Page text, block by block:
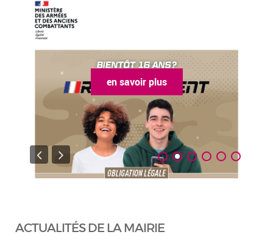
en savoir plus
ACTUALITÉS DE LA MAIRIE